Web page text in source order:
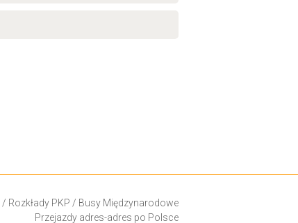
/ Rozkłady PKP / Busy Międzynarodowe
Przejazdy adres-adres po Polsce